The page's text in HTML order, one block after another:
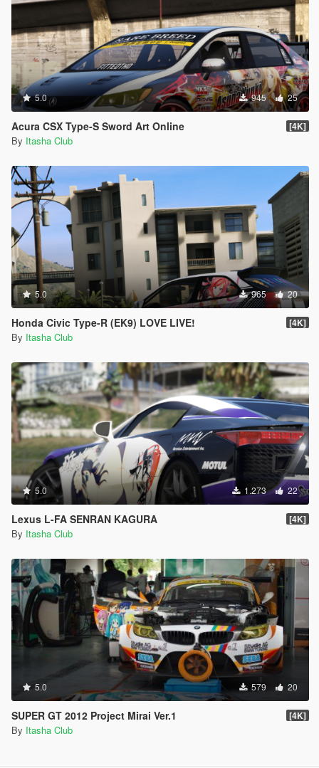
5.0 945 25
Acura CSX Type-S Sword Art Online [4K]
By Itasha Club
5.0 965 20
Honda Civic Type-R (EK9) LOVE LIVE! [4K]
By Itasha Club
5.0 1.273 22
Lexus L-FA SENRAN KAGURA [4K]
By Itasha Club
5.0 579 20
SUPER GT 2012 Project Mirai Ver.1 [4K]
By Itasha Club